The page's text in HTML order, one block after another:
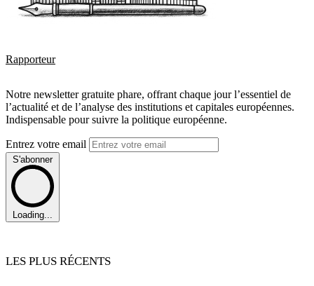
Rapporteur
Notre newsletter gratuite phare, offrant chaque jour l’essentiel de
l’actualité et de l’analyse des institutions et capitales européennes.
Indispensable pour suivre la politique européenne.
Entrez votre email
S'abonner
Loading...
LES PLUS RÉCENTS